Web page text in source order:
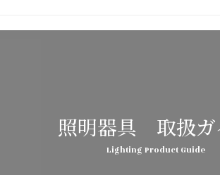
照明器具 取扱ガ
Lighting Product Guide